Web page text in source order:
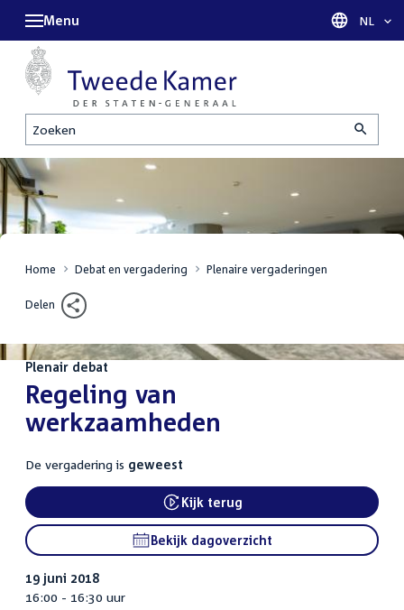
Zoeken
Menu Taal
NL
Home Debat en vergadering Plenaire vergaderingen
Delen
Plenair debat
:Regeling van
werkzaamheden
De vergadering is geweest
Kijk terug
Bekijk dagoverzicht
19 juni 2018
16:00 - 16:30 uur